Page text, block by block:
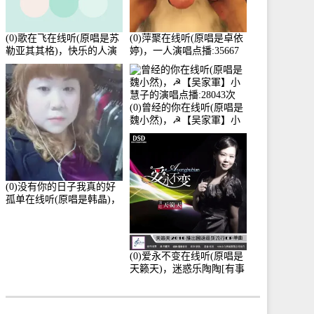
(0)歌在飞在线听(原唱是苏
勒亚其其格)，快乐的人演
唱点播:36次
(0)萍聚在线听(原唱是卓依
婷)，一人演唱点播:35667
次
(0)没有你的日子我真的好
孤单在线听(原唱是韩晶)，
(0)曾经的你在线听(原唱是
魏小然)，☭【吴家軍】小
慧子的演唱点播:28043次
(0)爱永不变在线听(原唱是
天籁天)，迷惑乐陶陶[有事